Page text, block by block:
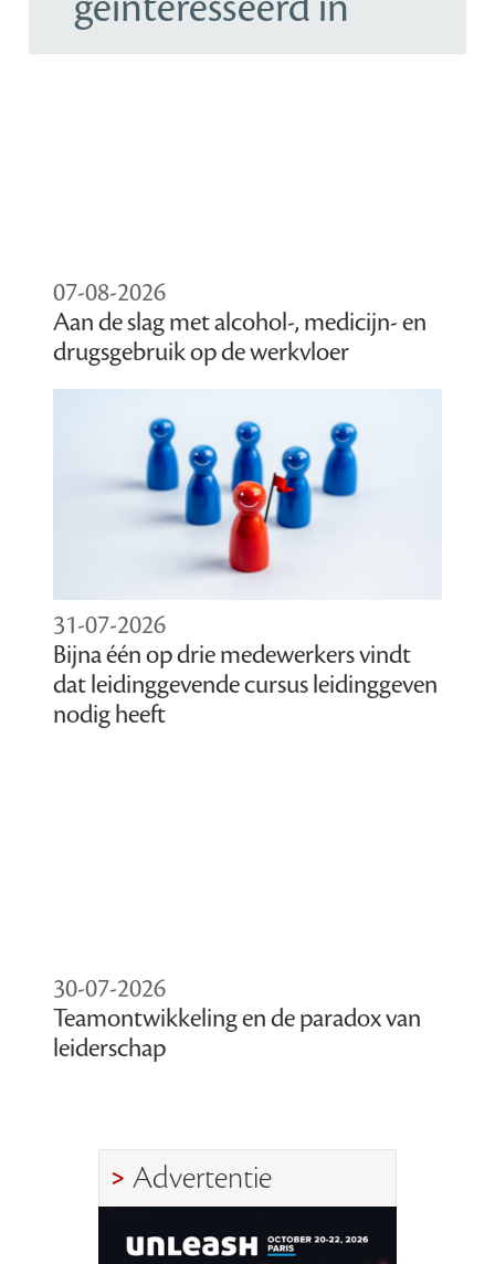
07-08-2026
Aan de slag met alcohol-, medicijn- en
drugsgebruik op de werkvloer
31-07-2026
Bijna één op drie medewerkers vindt
dat leidinggevende cursus leidinggeven
nodig heeft
30-07-2026
Teamontwikkeling en de paradox van
leiderschap
Advertentie